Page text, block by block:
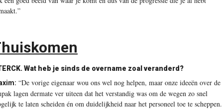
Wat heb je sinds de overname zoal veranderd?
“De vorige eigenaar wou ons wel nog helpen, maar onze ideeën over de
lagen dermate ver uiteen dat het verstandig was om de wegen zo snel
te laten scheiden én om duidelijkheid naar het personeel toe te scheppen.